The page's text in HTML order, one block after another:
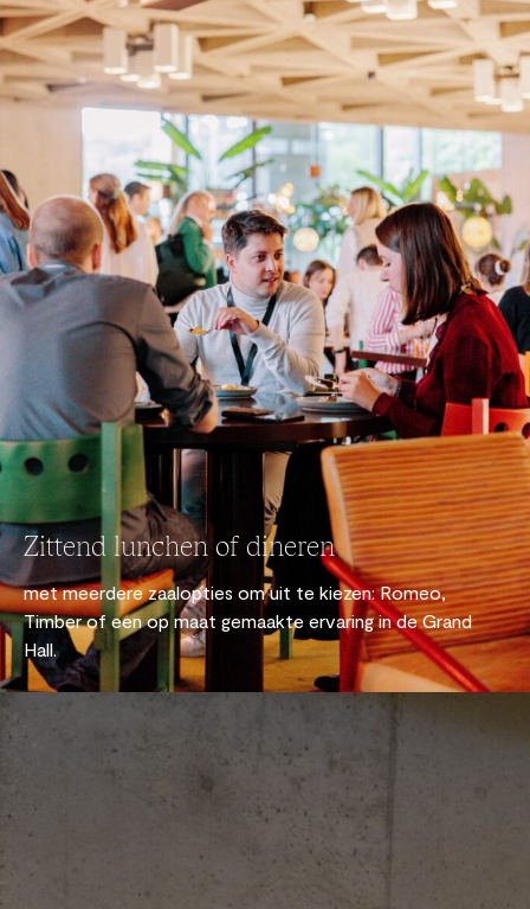
Zittend lunchen of dineren
met meerdere zaalopties om uit te kiezen: Romeo,
Timber of een op maat gemaakte ervaring in de Grand
Hall.